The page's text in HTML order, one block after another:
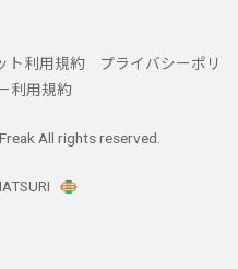
ト利用規約
プライバシーポリ
利用規約
All rights reserved.